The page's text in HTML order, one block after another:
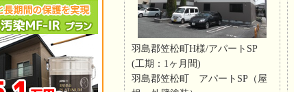
羽島郡笠松町H様/アパートSP
(工期：1ヶ月間)
羽島郡笠松町 アパートSP（屋